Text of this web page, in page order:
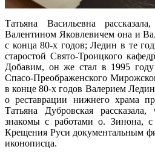
Татьяна Васильевна
Валентином Яковлевичем она и
с конца 80-х годов; Ледин в те
старостой Свято-Троицкого
Добавим, он же стал в 1995
Спасо-Преображенского
в конце 80-х годов Валерием
о реставрации нижнего храма
Татьяна Дубровская
знакомы с работами о. Зинона,
Крещения Руси документальным
иконописца.